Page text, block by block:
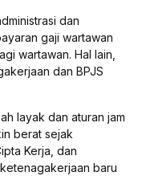
dan
gaji wartawan
wartawan. Hal lain,
dan BPJS
layak dan aturan jam
berat sejak
Kerja, dan
baru